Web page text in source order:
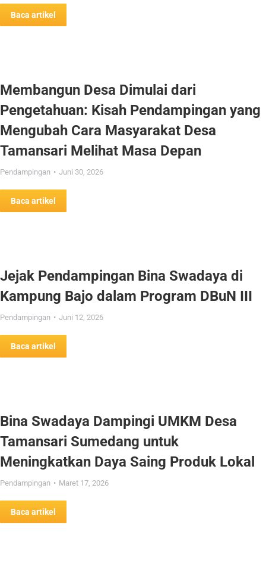
Baca artikel
Membangun Desa Dimulai dari
Pengetahuan: Kisah Pendampingan yang
Mengubah Cara Masyarakat Desa
Tamansari Melihat Masa Depan
Pendampingan Juni 30, 2026
Baca artikel
Jejak Pendampingan Bina Swadaya di
Kampung Bajo dalam Program DBuN III
Pendampingan Juni 12, 2026
Baca artikel
Bina Swadaya Dampingi UMKM Desa
Tamansari Sumedang untuk
Meningkatkan Daya Saing Produk Lokal
Pendampingan Maret 17, 2026
Baca artikel